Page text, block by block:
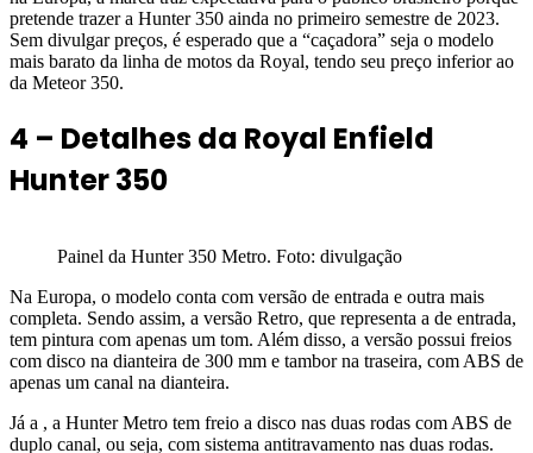
pretende trazer a Hunter 350 ainda no primeiro semestre de 2023.
Sem divulgar preços, é esperado que a “caçadora” seja o modelo
mais barato da linha de motos da Royal, tendo seu preço inferior ao
da Meteor 350.
4 – Detalhes da Royal Enfield
Hunter 350
Painel da Hunter 350 Metro. Foto: divulgação
Na Europa, o modelo conta com versão de entrada e outra mais
completa. Sendo assim, a versão Retro, que representa a de entrada,
tem pintura com apenas um tom. Além disso, a versão possui freios
com disco na dianteira de 300 mm e tambor na traseira, com ABS de
apenas um canal na dianteira.
Já a , a Hunter Metro tem freio a disco nas duas rodas com ABS de
duplo canal, ou seja, com sistema antitravamento nas duas rodas.